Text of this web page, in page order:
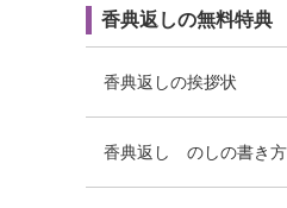
香典返しの無料特典
香典返しの挨拶状
香典返し のしの書き方